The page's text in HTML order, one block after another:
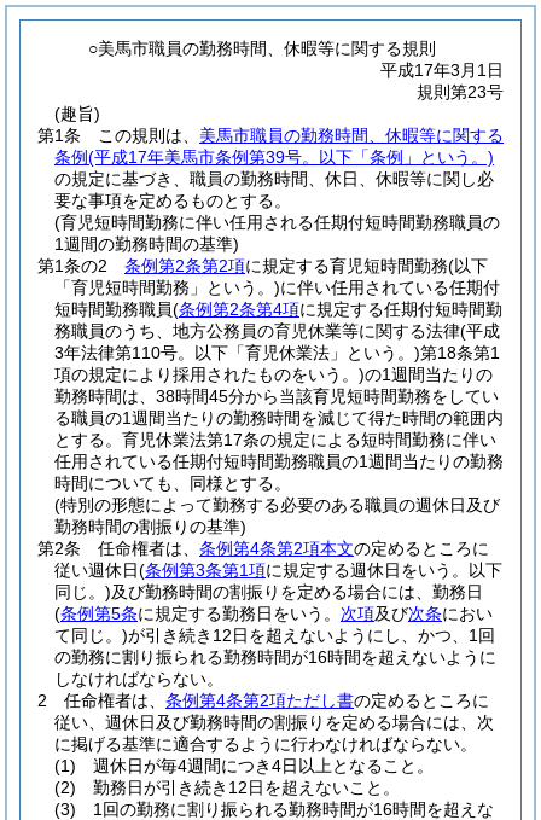
○美馬市職員の勤務時間、休暇等に関する規則
平成17年3月1日
規則第23号
(趣旨)
第1条
この規則は、 美馬市職員の勤務時間、休暇等に関する
条例(平成17年美馬市条例第39号。以下「条例」という。)
の規定に基づき、職員の勤務時間、休日、休暇等に関し必
要な事項を定めるものとする。
(育児短時間勤務に伴い任用される任期付短時間勤務職員の
1週間の勤務時間の基準)
第1条の2
条例第2条第2項に規定する育児短時間勤務(以下
「育児短時間勤務」という。)に伴い任用されている任期付
短時間勤務職員(条例第2条第4項に規定する任期付短時間勤
務職員のうち、地方公務員の育児休業等に関する法律(平成
3年法律第110号。以下「育児休業法」という。)第18条第1
項の規定により採用されたものをいう。)の1週間当たりの
勤務時間は、38時間45分から当該育児短時間勤務をしてい
る職員の1週間当たりの勤務時間を減じて得た時間の範囲内
とする。 育児休業法第17条の規定による短時間勤務に伴い
任用されている任期付短時間勤務職員の1週間当たりの勤務
時間についても、同様とする。
(特別の形態によって勤務する必要のある職員の週休日及び
勤務時間の割振りの基準)
第2条
任命権者は、 条例第4条第2項本文の定めるところに
従い週休日(条例第3条第1項に規定する週休日をいう。以下
同じ。)及び勤務時間の割振りを定める場合には、勤務日
(条例第5条に規定する勤務日をいう。 次項及び次条におい
て同じ。)が引き続き12日を超えないようにし、かつ、1回
の勤務に割り振られる勤務時間が16時間を超えないように
しなければならない。
2
任命権者は、 条例第4条第2項ただし書の定めるところに
従い、週休日及び勤務時間の割振りを定める場合には、次
に掲げる基準に適合するように行わなければならない。
(1)
週休日が毎4週間につき4日以上となること。
(2)
勤務日が引き続き12日を超えないこと。
(3)
1回の勤務に割り振られる勤務時間が16時間を超えな